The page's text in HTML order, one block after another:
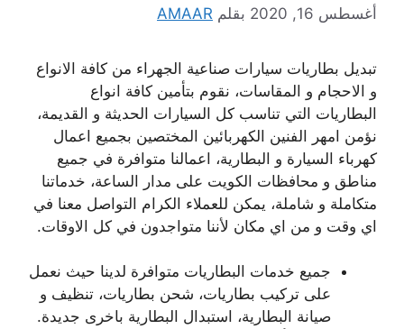
أغسطس 16, 2020 بقلم AMAAR
تبديل بطاريات سيارات صناعية الجهراء من كافة الانواع
و الاحجام و المقاسات، نقوم بتأمين كافة انواع
البطاريات التي تناسب كل السيارات الحديثة و القديمة،
نؤمن امهر الفنين الكهربائين المختصين بجميع اعمال
كهرباء السيارة و البطارية، اعمالنا متوافرة في جميع
مناطق و محافظات الكويت على مدار الساعة، خدماتنا
متكاملة و شاملة، يمكن للعملاء الكرام التواصل معنا في
اي وقت و من اي مكان لأننا متواجدون في كل الاوقات.
جميع خدمات البطاريات متوافرة لدينا حيث نعمل
على تركيب بطاريات، شحن بطاريات، تنظيف و
صيانة البطارية، استبدال البطارية باخرى جديدة.